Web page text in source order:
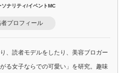
ソナリティ/イベントMC
プロフィール
、読者モデルをしたり、美容ブロガー
る女子ならでの可愛い」を研究。趣味